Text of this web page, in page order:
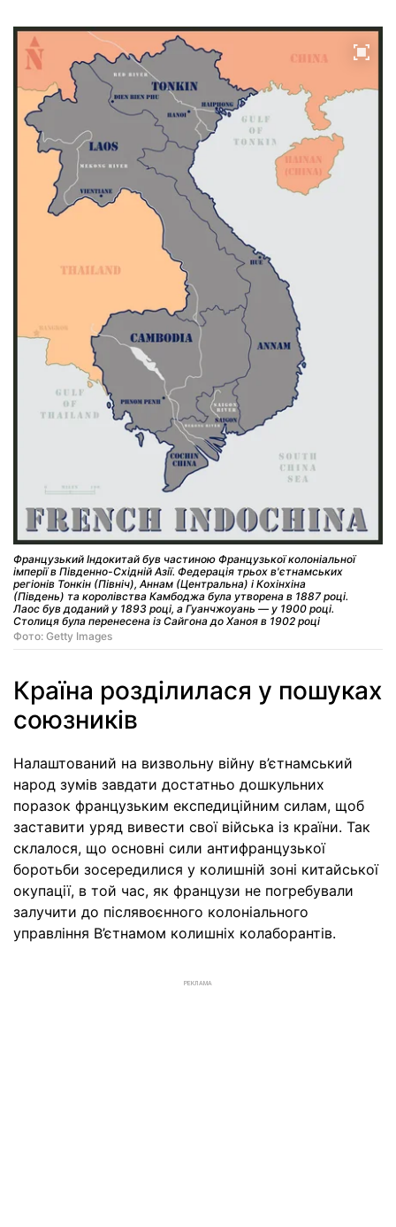
Французький Індокитай був частиною Французької колоніальної
імперії в Південно-Східній Азії. Федерація трьох в'єтнамських
регіонів Тонкін (Північ), Аннам (Центральна) і Кохінхіна
(Південь) та королівства Камбоджа була утворена в 1887 році.
Лаос був доданий у 1893 році, а Гуанчжоуань — у 1900 році.
Столиця була перенесена із Сайгона до Ханоя в 1902 році
Фото: Getty Images
Країна розділилася у пошуках
союзників
Налаштований на визвольну війну в’єтнамський
народ зумів завдати достатньо дошкульних
поразок французьким експедиційним силам, щоб
заставити уряд вивести свої війська із країни. Так
склалося, що основні сили антифранцузької
боротьби зосередилися у колишній зоні китайської
окупації, в той час, як французи не погребували
залучити до післявоєнного колоніального
управління В’єтнамом колишніх колаборантів.
РЕКЛАМА